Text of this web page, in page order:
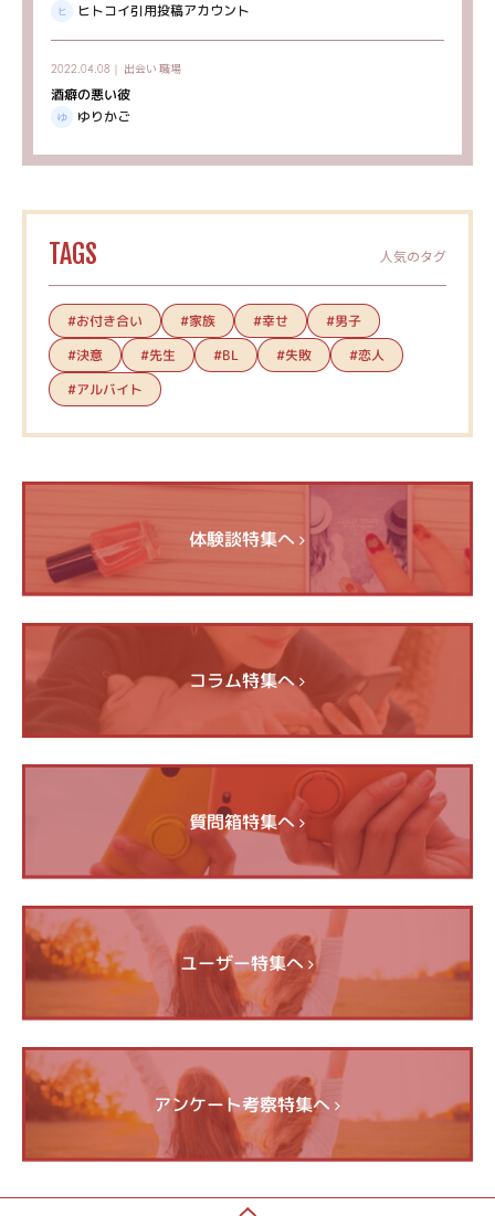
ヒトコイ引用投稿アカウント
2022.04.08｜ 出会い 職場
酒癖の悪い彼
ゆりかご
TAGS 人気のタグ
#お付き合い #家族 #幸せ
#男子
#決意
#先生 #BL #失敗 #恋人
#アルバイト
体験談特集へ
コラム特集へ
質問箱特集へ
ユーザー特集へ
アンケート考察特集へ